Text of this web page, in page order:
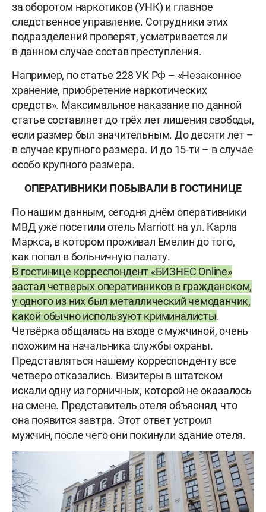
за оборотом наркотиков (УНК) и главное
следственное управление. Сотрудники этих
подразделений проверят, усматривается ли
в данном случае состав преступления.
Например, по статье 228 УК РФ – «Незаконное
хранение, приобретение наркотических
средств». Максимальное наказание по данной
статье составляет до трёх лет лишения свободы,
если размер был значительным. До десяти лет –
в случае крупного размера. И до 15-ти – в случае
особо крупного размера.
ОПЕРАТИВНИКИ ПОБЫВАЛИ В ГОСТИНИЦЕ
По нашим данным, сегодня днём оперативники
МВД уже посетили отель Marriott на ул. Карла
Маркса, в котором проживал Емелин до того,
как попал в больничную палату.
В гостинице корреспондент «БИЗНЕС Online»
застал четверых оперативников в гражданском,
у одного из них был металлический чемоданчик,
какой обычно используют криминалисты.
Четвёрка общалась на входе с мужчиной, очень
похожим на начальника службы охраны.
Представляться нашему корреспонденту все
четверо отказались. Визитеры в штатском
искали одну из горничных, которой не оказалось
на смене. Представитель отеля объяснял, что
она появится завтра. Этот ответ устроил
мужчин, после чего они покинули здание отеля.